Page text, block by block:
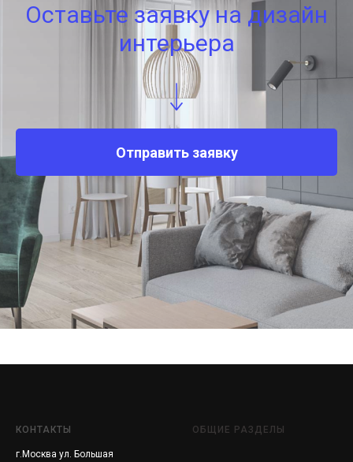
Оставьте заявку на дизайн
интерьера
Отправить заявку
КОНТАКТЫ
г.Москва ул. Большая
ОБЩИЕ РАЗДЕЛЫ